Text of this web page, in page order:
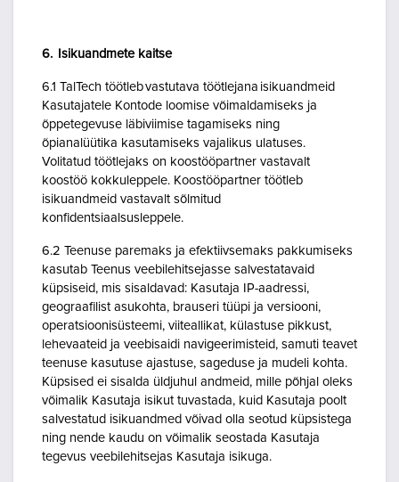
6. Isikuandmete kaitse
6.1 TalTech töötleb vastutava töötlejana isikuandmeid
Kasutajatele Kontode loomise võimaldamiseks ja
õppetegevuse läbiviimise tagamiseks ning
õpianalüütika kasutamiseks vajalikus ulatuses.
Volitatud töötlejaks on koostööpartner vastavalt
koostöö kokkuleppele. Koostööpartner töötleb
isikuandmeid vastavalt sõlmitud
konfidentsiaalsusleppele.
6.2 Teenuse paremaks ja efektiivsemaks pakkumiseks
kasutab Teenus veebilehitsejasse salvestatavaid
küpsiseid, mis sisaldavad: Kasutaja IP-aadressi,
geograafilist asukohta, brauseri tüüpi ja versiooni,
operatsioonisüsteemi, viiteallikat, külastuse pikkust,
lehevaateid ja veebisaidi navigeerimisteid, samuti teavet
teenuse kasutuse ajastuse, sageduse ja mudeli kohta.
Küpsised ei sisalda üldjuhul andmeid, mille põhjal oleks
võimalik Kasutaja isikut tuvastada, kuid Kasutaja poolt
salvestatud isikuandmed võivad olla seotud küpsistega
ning nende kaudu on võimalik seostada Kasutaja
tegevus veebilehitsejas Kasutaja isikuga.